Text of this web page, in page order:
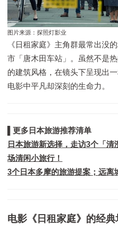
图片来源：探照灯影业
《日租家庭》主角群最常出没
市「唐木田车站」。虽然不是
的建筑风格，在镜头下呈现出
电影中平凡却深刻的生命力。
▌更多日本旅游推荐清单
日本旅游新选择，走访3个「
场清闲小旅行！
3个日本多摩的旅游提案；远离
电影《日租家庭》的经